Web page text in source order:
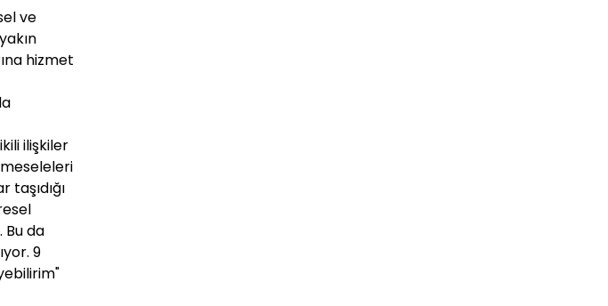
ve
hizmet
ilişkiler
Bu da
9